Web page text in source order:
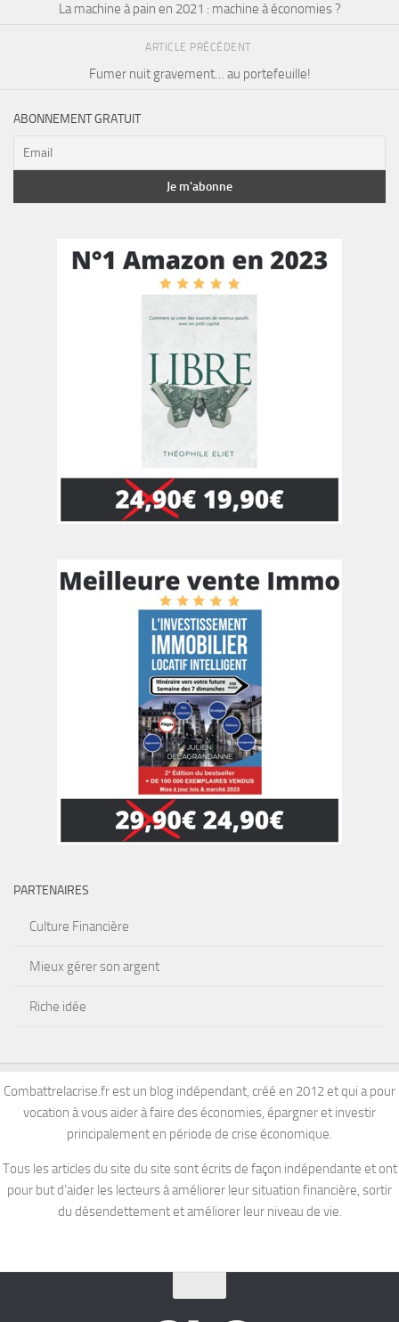
La machine à pain en 2021 : machine à économies ?
ARTICLE PRÉCÉDENT
Fumer nuit gravement… au portefeuille!
ABONNEMENT GRATUIT
PARTENAIRES
Culture Financière
Mieux gérer son argent
Riche idée
Combattrelacrise.fr est un blog indépendant, créé en 2012 et qui a pour
vocation à vous aider à faire des économies, épargner et investir
principalement en période de crise économique.
Tous les articles du site du site sont écrits de façon indépendante et ont
pour but d’aider les lecteurs à améliorer leur situation financière, sortir
du désendettement et améliorer leur niveau de vie.